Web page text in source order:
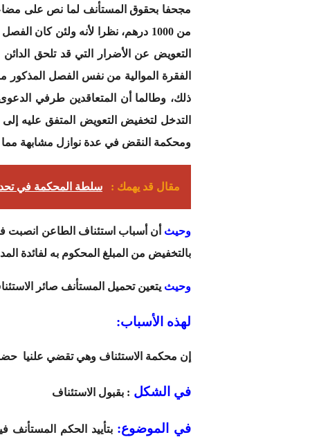
التعويض عن الأضرار التي قد تلحق الدائن
الفقرة الموالية من نفس الفصل
ذلك، وطالما أن المتعاقدين طرفي
التدخل لتخفيض التعويض المتفق عليه
ومحكمة النقض في عدة نوازل مشابهة مما
مقال قد يهمك : سلطة المحكمة في
وحيث أن أسباب استئناف الطاعن انصبت
بالتخفيض من المبلغ المحكوم به لفائدة المدعية إلى مبلغ (1250) درهم ألف
وحيث يتعين تحميل المستأنف صائر
لهذه الأسباب:
إن محكمة الاستئناف وهي تقضي علنيا
في الشكل : بقبول الاستئناف
في الموضوع: